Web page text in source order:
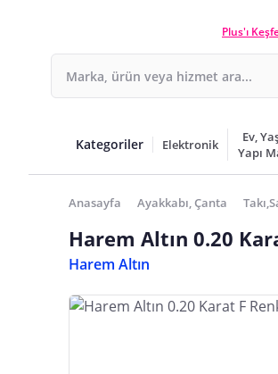
Plus'ı
Kategoriler Elektronik
Ev,
Yapı
Anasayfa Ayakkabı, Çanta
Harem Altın 0.20
Harem Altın